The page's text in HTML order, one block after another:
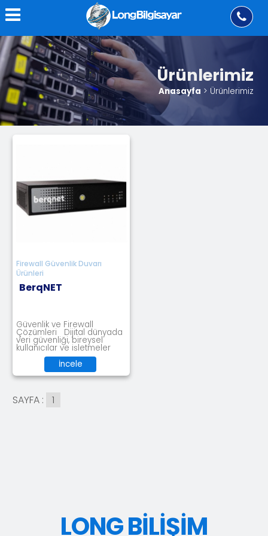
Ürünlerimiz
Anasayfa > Ürünlerimiz
Firewall Güvenlik Duvarı
Ürünleri
BerqNET
Güvenlik ve Firewall
Çözümleri Dijital dünyada
veri güvenliği, bireysel
kullanıcılar ve işletmeler
için hayat
İncele
SAYFA : 1
LONG BİLİŞİM